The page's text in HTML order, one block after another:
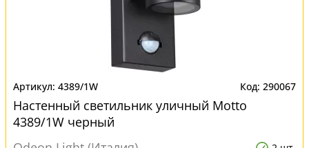
4389/1W 290067
Настенный светильник уличный Motto
4389/1W черный